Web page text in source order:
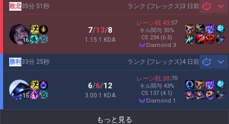
ランク (フレックス)3 日前
敗北35分 51秒
16
7/13/8
1.15:1 KDA
レーン戦 43:57
キル関与 35%
CS 234 (6.5)
diamond 3
ランク (フレックス)4 日前
勝利 33分 25秒
15
6/6/12
3.00:1 KDA
レーン戦 30:70
キル関与 43%
CS 137 (4.1)
diamond 1
もっと見る